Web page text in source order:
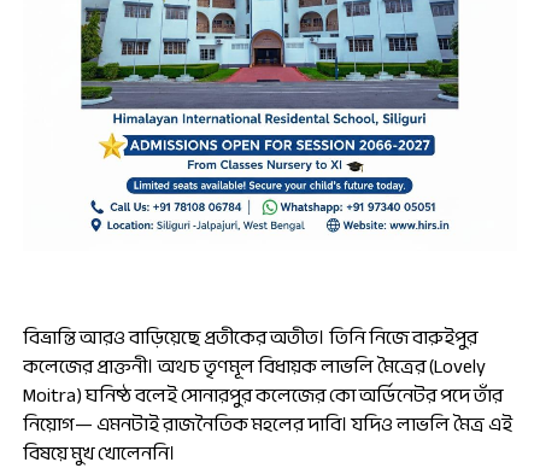
বিভ্রান্তি আরও বাড়িয়েছে প্রতীকের অতীত। তিনি নিজে বারুইপুর
কলেজের প্রাক্তনী। অথচ তৃণমূল বিধায়ক লাভলি মৈত্রের (Lovely
Moitra) ঘনিষ্ঠ বলেই সোনারপুর কলেজের কো অর্ডিনেটর পদে তাঁর
নিয়োগ— এমনটাই রাজনৈতিক মহলের দাবি। যদিও লাভলি মৈত্র এই
বিষয়ে মুখ খোলেননি।